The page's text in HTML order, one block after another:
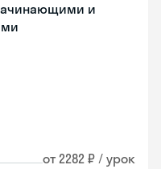
и
от 2282 ₽ / урок